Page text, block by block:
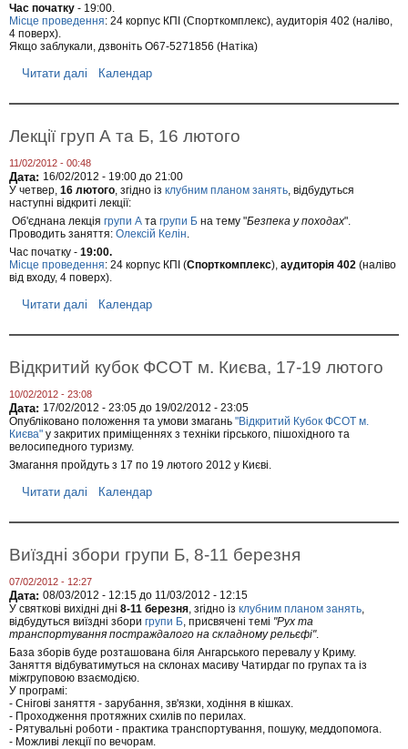
Час початку - 19:00.
Місце проведення: 24 корпус КПІ (Спорткомплекс), аудиторія 402 (наліво,
4 поверх).
Якщо заблукали, дзвоніть О67-5271856 (Натіка)
Читати далі
о
ч
р
з
у
с
т
р
і
ч
е
5
ю
т
г
о
Календар
Лекції груп А та Б, 16 лютого
11/02/2012 - 00:48
Дата: 16/02/2012 - 19:00 до 21:00
У четвер, 16 лютого, згідно із клубним планом занять, відбудуться
наступні відкриті лекції:
Об'єднана лекція групи А та групи Б на тему "Безпека у походах".
Проводить заняття: Олексій Келін.
Час початку - 19:00.
Місце проведення: 24 корпус КПІ (Спорткомплекс), аудиторія 402 (наліво
від входу, 4 поверх).
Читати далі
о
е
к
і
ї
г
р
у
п
Б
1
6
л
ю
т
о
г
Календар
Відкритий кубок ФСОТ м. Києва, 17-19 лютого
10/02/2012 - 23:08
Дата: 17/02/2012 - 23:05 до 19/02/2012 - 23:05
Опубліковано положення та умови змагань "Відкритий Кубок ФСОТ м.
Києва" у закритих приміщеннях з техніки гірського, пішохідного та
велосипедного туризму.
Змагання пройдуть з 17 по 19 лютого 2012 у Києві.
Читати далі
о
і
д
р
и
т
и
й
к
у
б
к
Ф
С
Календар
Виїздні збори групи Б, 8-11 березня
07/02/2012 - 12:27
Дата: 08/03/2012 - 12:15 до 11/03/2012 - 12:15
У святкові вихідні дні 8-11 березня , згідно із клубним планом занять
відбудуться виїздні збори групи Б , присвячені темі "Рух та
транспортування постраждалого на складному рельєфі".
База зборів буде розташована біля Ангарського перевалу у Криму.
Заняття відбуватимуться на склонах масиву Чатирдаг по групах та із
міжгруповою взаємодією.
У програмі:
- Снігові заняття - зарубання, зв'язки, ходіння в кішках.
- Проходження протяжних схилів по перилах.
- Рятувальні роботи - практика транспортування, пошуку, меддопомога.
- Можливі лекції по вечорам.